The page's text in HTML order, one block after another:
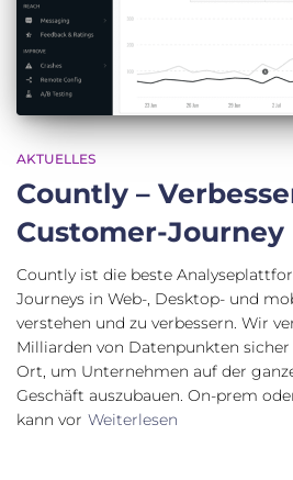
AKTUELLES
Countly –
Customer-Journey
Countly ist die beste
Journeys in Web-, Desktop- und
verstehen und zu verbessern. Wir
Milliarden von Datenpunkten
Ort, um Unternehmen auf der
Geschäft auszubauen. On-prem
kann vor Weiterlesen